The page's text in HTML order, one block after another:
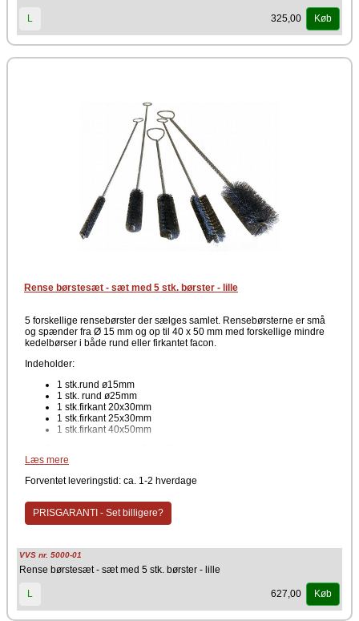
L 325,00 Køb
Rense børstesæt - sæt med 5 stk. børster - lille
5 forskellige rensebørster der sælges samlet. Rensebørsterne er små
og spænder fra Ø 15 mm og op til 40 x 50 mm med forskellige mindre
kedelbørser i både rund eller firkantet facon.
Indeholder:
1 stk.rund ø15mm
1 stk. rund ø25mm
1 stk.firkant 20x30mm
1 stk.firkant 25x30mm
1 stk.firkant 40x50mm
til rensning af mindre rør.
Læs mere
Forventet leveringstid: ca. 1-2 hverdage
PRISGARANTI - Set billigere?
VVS nr. 5000-01
Rense børstesæt - sæt med 5 stk. børster - lille
L 627,00 Køb